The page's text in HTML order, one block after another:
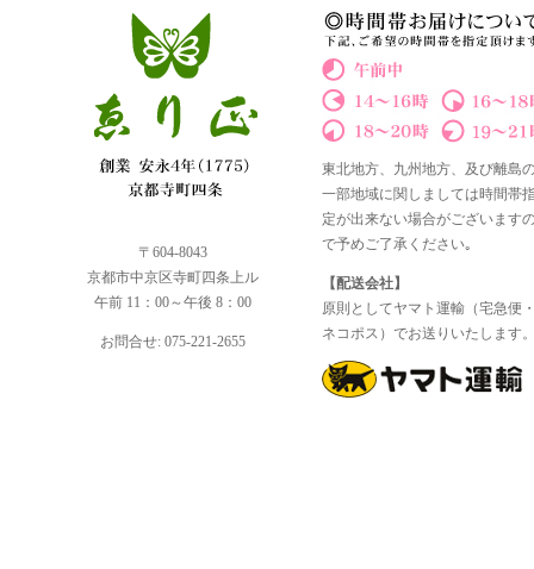
〒604-8043
京都市中京区寺町四条上ル
午前 11：00～午後 8：00
お問合せ: 075-221-2655
東北地方、九州地方、及び離島
一部地域に関しましては時間帯
定が出来ない場合がございます
で予めご了承ください｡
【配送会社】
原則としてヤマト運輸（宅急便
ネコポス）でお送りいたします